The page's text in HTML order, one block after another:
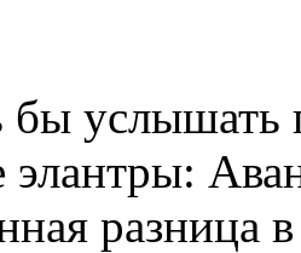
бы услышать
элантры:
разница